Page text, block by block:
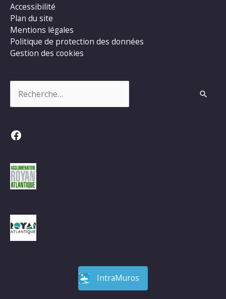
Accessibilité
Plan du site
Mentions légales
Politique de protection des données
Gestion des cookies
Facebook
IntraMuros